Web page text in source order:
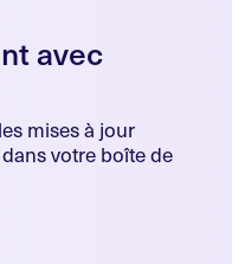
avec
mises à jour
votre boîte de